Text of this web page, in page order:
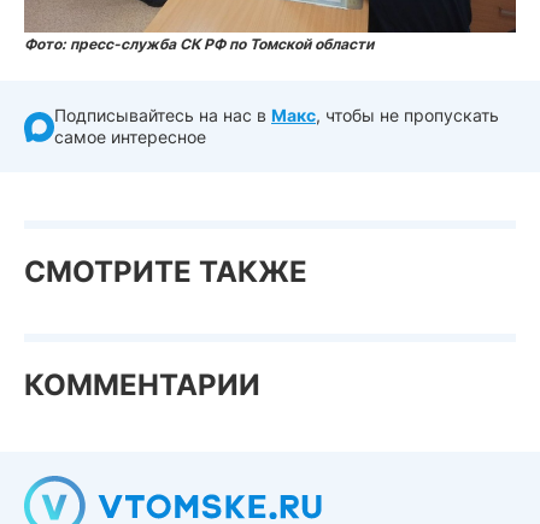
Фото: пресс-служба СК РФ по Томской области
Подписывайтесь на нас в Макс, чтобы не пропускать
самое интересное
СМОТРИТЕ ТАКЖЕ
КОММЕНТАРИИ